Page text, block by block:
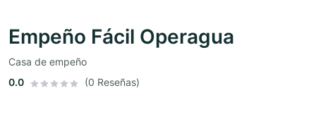
Empeño Fácil Operagua
Casa de empeño
0.0
(0 Reseñas)